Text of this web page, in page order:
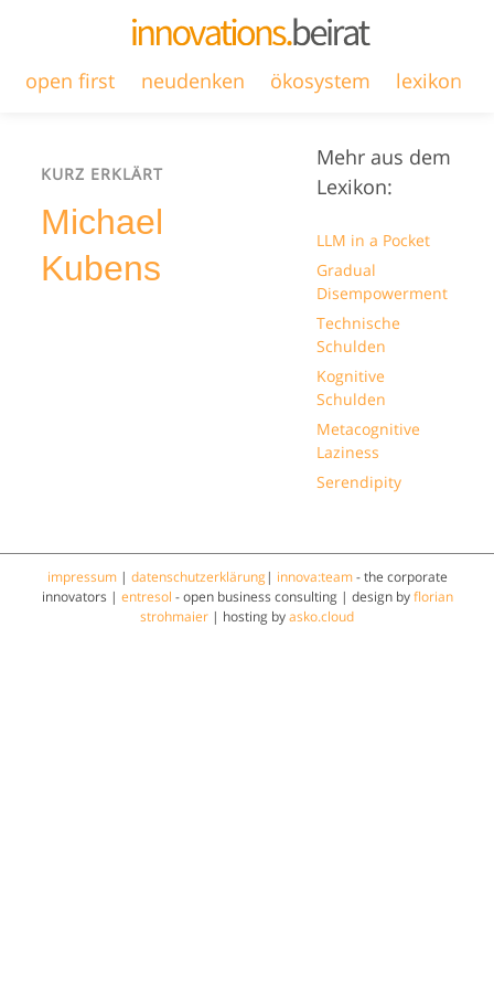
open first neudenken ökosystem lexikon
KURZ ERKLÄRT
Michael
Kubens
Mehr aus dem
Lexikon:
LLM in a Pocket
Gradual
Disempowerment
Technische
Schulden
Kognitive
Schulden
Metacognitive
Laziness
Serendipity
impressum| datenschutzerklärung | innova:team- the corporate
innovators | entresol - open business consulting | design byflorian
strohmaier | hosting byasko.cloud